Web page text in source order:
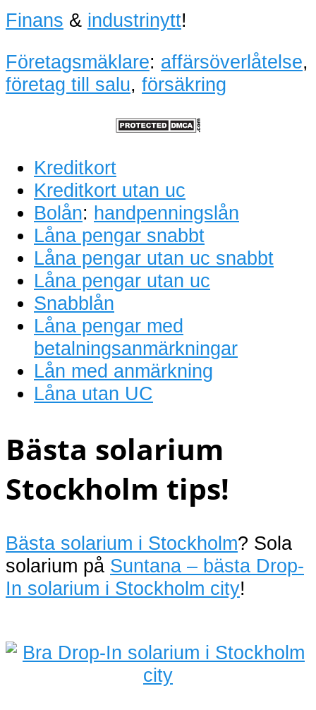
Finans & industrinytt!
Företagsmäklare: affärsöverlåtelse,
företag till salu, försäkring
Kreditkort
Kreditkort utan uc
Bolån: handpenningslån
Låna pengar snabbt
Låna pengar utan uc snabbt
Låna pengar utan uc
Snabblån
Låna pengar med
betalningsanmärkningar
Lån med anmärkning
Låna utan UC
Bästa solarium
Stockholm tips!
Bästa solarium i Stockholm? Sola
solarium på Suntana – bästa Drop-
In solarium i Stockholm city!